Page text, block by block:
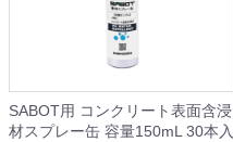
SABOT用 コンクリート表面含浸
材スプレー缶 容量150mL 30本入